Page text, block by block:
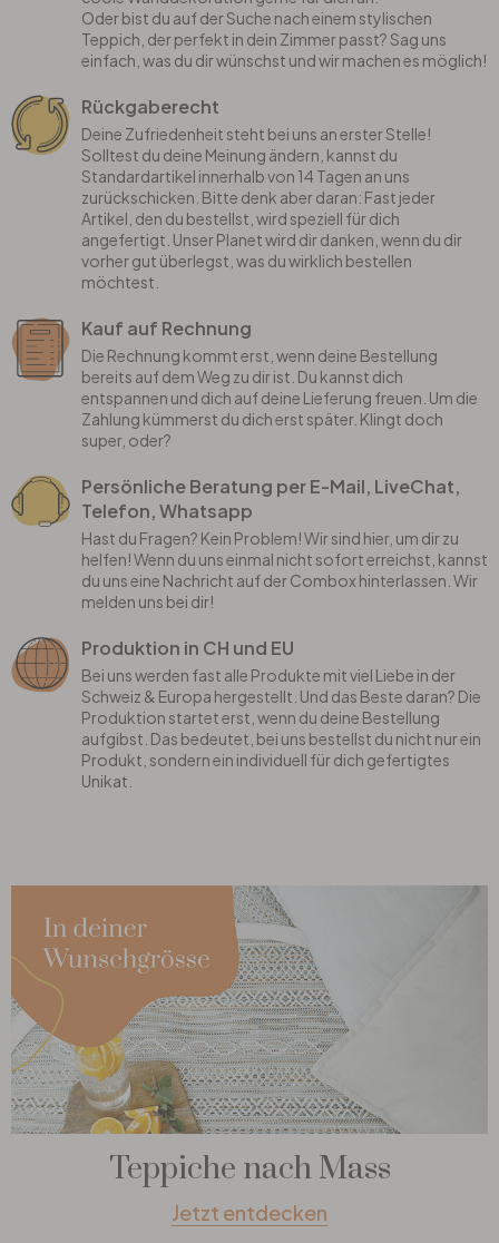
Oder bist du auf der Suche nach einem stylischen
Teppich, der perfekt in dein Zimmer passt? Sag uns
einfach, was du dir wünschst und wir machen es möglich!
Rückgaberecht
Deine Zufriedenheit steht bei uns an erster Stelle!
Solltest du deine Meinung ändern, kannst du
Standardartikel innerhalb von 14 Tagen an uns
zurückschicken. Bitte denk aber daran: Fast jeder
Artikel, den du bestellst, wird speziell für dich
angefertigt. Unser Planet wird dir danken, wenn du dir
vorher gut überlegst, was du wirklich bestellen
möchtest.
Kauf auf Rechnung
Die Rechnung kommt erst, wenn deine Bestellung
bereits auf dem Weg zu dir ist. Du kannst dich
entspannen und dich auf deine Lieferung freuen. Um die
Zahlung kümmerst du dich erst später. Klingt doch
super, oder?
Persönliche Beratung per E-Mail, LiveChat,
Telefon, Whatsapp
Hast du Fragen? Kein Problem! Wir sind hier, um dir zu
helfen! Wenn du uns einmal nicht sofort erreichst, kannst
du uns eine Nachricht auf der Combox hinterlassen. Wir
melden uns bei dir!
Produktion in CH und EU
Bei uns werden fast alle Produkte mit viel Liebe in der
Schweiz & Europa hergestellt. Und das Beste daran? Die
Produktion startet erst, wenn du deine Bestellung
aufgibst. Das bedeutet, bei uns bestellst du nicht nur ein
Produkt, sondern ein individuell für dich gefertigtes
Unikat.
Teppiche nach Mass
Jetzt entdecken